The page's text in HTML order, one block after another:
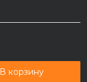
В корзину